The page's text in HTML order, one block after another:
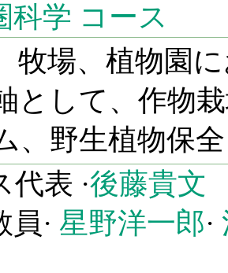
科学 コース
牧場、植物園
として、作物
、野生植物保
代表 ·後藤貴文
員· 星野洋一郎·